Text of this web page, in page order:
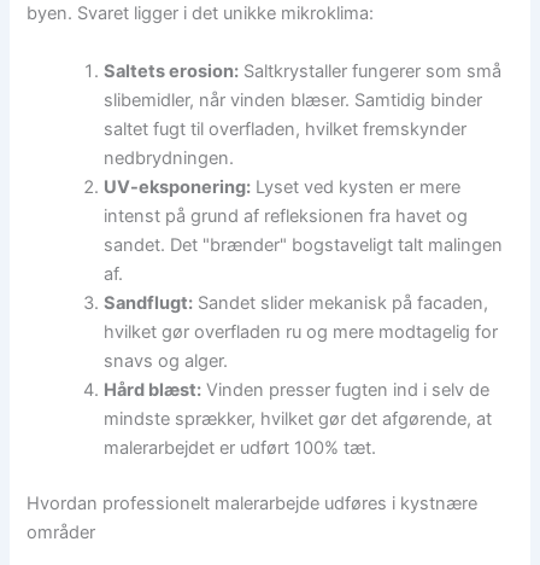
byen. Svaret ligger i det unikke mikroklima:
Saltets erosion: Saltkrystaller fungerer som små
slibemidler, når vinden blæser. Samtidig binder
saltet fugt til overfladen, hvilket fremskynder
nedbrydningen.
UV-eksponering: Lyset ved kysten er mere
intenst på grund af refleksionen fra havet og
sandet. Det "brænder" bogstaveligt talt malingen
af.
Sandflugt: Sandet slider mekanisk på facaden,
hvilket gør overfladen ru og mere modtagelig for
snavs og alger.
Hård blæst: Vinden presser fugten ind i selv de
mindste sprækker, hvilket gør det afgørende, at
malerarbejdet er udført 100% tæt.
Hvordan professionelt malerarbejde udføres i kystnære
områder